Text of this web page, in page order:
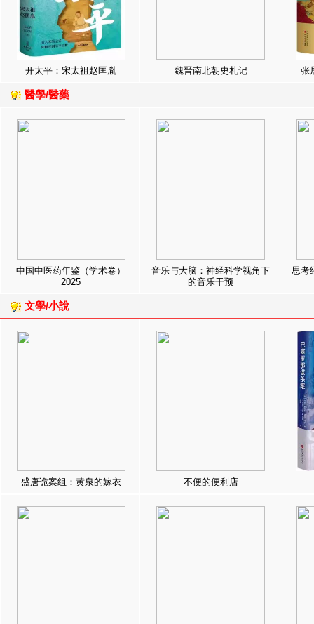
开太平：宋太祖赵匡胤 魏晋南北朝史札记 张
醫學/醫藥
中国中医药年鉴（学术卷）
2025
音乐与大脑：神经科学视角下
的音乐干预
思考
文學/小說
盛唐诡案组：黄泉的嫁衣 不便的便利店